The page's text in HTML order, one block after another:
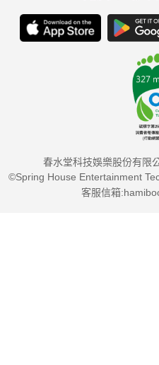
春水堂科技娛樂股份有限
©Spring House Entertainment
客服信箱